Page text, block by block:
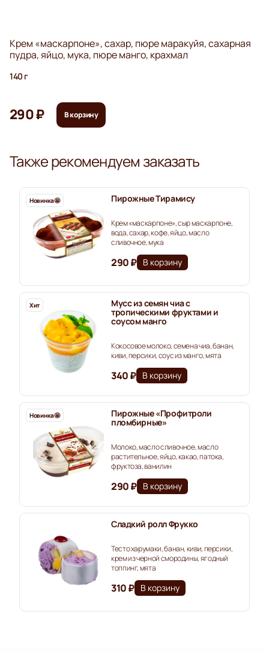
Крем «маскарпоне», сахар, пюре маракуйя, сахарная
пудра, яйцо, мука, пюре манго, крахмал
140 г
290 ₽ В корзину
Также рекомендуем заказать
Новинка🤩 Пирожные Тирамису
Крем «маскарпоне», сыр маскарпоне,
вода, сахар, кофе, яйцо, масло
сливочное, мука
290 ₽ В корзину
Хит Мусс из семян чиа с
тропическими фруктами и
соусом манго
Кокосовое молоко, семена чиа, банан,
киви, персики, соус из манго, мята
340 ₽ В корзину
Новинка🤩 Пирожные «Профитроли
пломбирные»
Молоко, масло сливочное, масло
растительное, яйцо, какао, патока,
фруктоза, ванилин
290 ₽ В корзину
Сладкий ролл Фрукко
Тесто харумаки, банан, киви, персики,
крем из черной смородины, ягодный
топпинг, мята
310 ₽ В корзину